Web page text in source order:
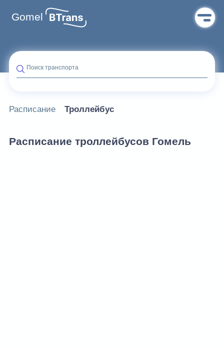
Gomel
Поиск транспорта
Расписание Троллейбус
Расписание троллейбусов Гомель